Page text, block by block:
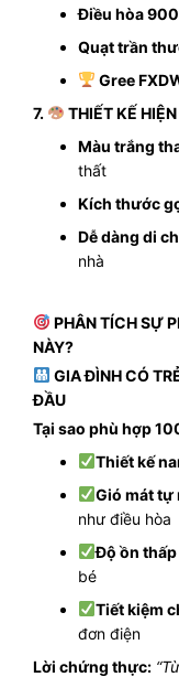
Điều hòa
Quạt trần
Gree
7.
THIẾT KẾ
Màu trắng
thất
Kích thước
Dễ dàng di
nhà
PHÂN TÍCH SỰ
NÀY?
GIA ĐÌNH CÓ
ĐẦU
Tại sao phù hợp
Thiết kế
Gió mát tự
như điều hòa
Độ ồn thấp
bé
Tiết kiệm
đơn điện
Lời chứng thực: